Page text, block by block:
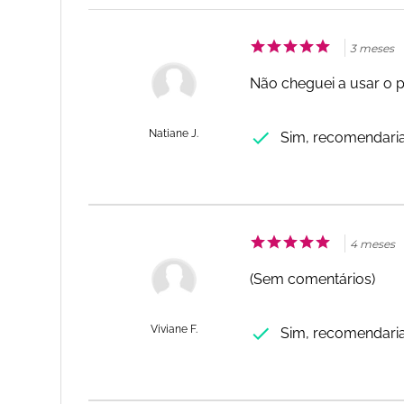
Natiane J.
3 meses
Não cheguei a usar o
Sim,
Viviane F.
4 meses
(Sem comentários)
Sim,